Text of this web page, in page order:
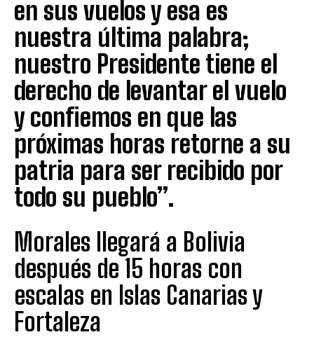
en sus vuelos y esa es
nuestra última palabra;
nuestro Presidente tiene el
derecho de levantar el vuelo
y confiemos en que las
próximas horas retorne a su
patria para ser recibido por
todo su pueblo”.
Morales llegará a Bolivia
después de 15 horas con
escalas en Islas Canarias y
Fortaleza